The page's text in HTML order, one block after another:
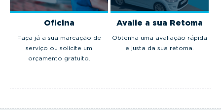
Oficina
Faça já a sua marcação de
serviço ou solicite um
orçamento gratuito.
Avalie a sua Retoma
Obtenha uma avaliação rápida
e justa da sua retoma.